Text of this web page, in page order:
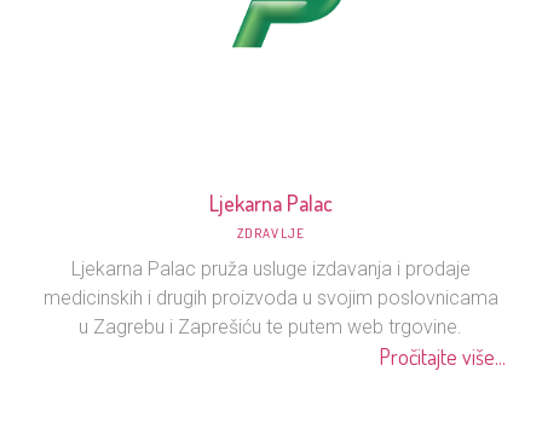
Ljekarna Palac
ZDRAVLJE
Ljekarna Palac pruža usluge izdavanja i prodaje
medicinskih i drugih proizvoda u svojim poslovnicama
u Zagrebu i Zaprešiću te putem web trgovine.
Pročitajte više...